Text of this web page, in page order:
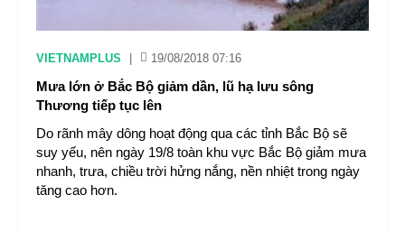
VIETNAMPLUS 19/08/2018 07:16
Mưa lớn ở Bắc Bộ giảm dần, lũ hạ lưu sông
Thương tiếp tục lên
Do rãnh mây dông hoạt động qua các tỉnh Bắc Bộ sẽ
suy yếu, nên ngày 19/8 toàn khu vực Bắc Bộ giảm mưa
nhanh, trưa, chiều trời hửng nắng, nền nhiệt trong ngày
tăng cao hơn.